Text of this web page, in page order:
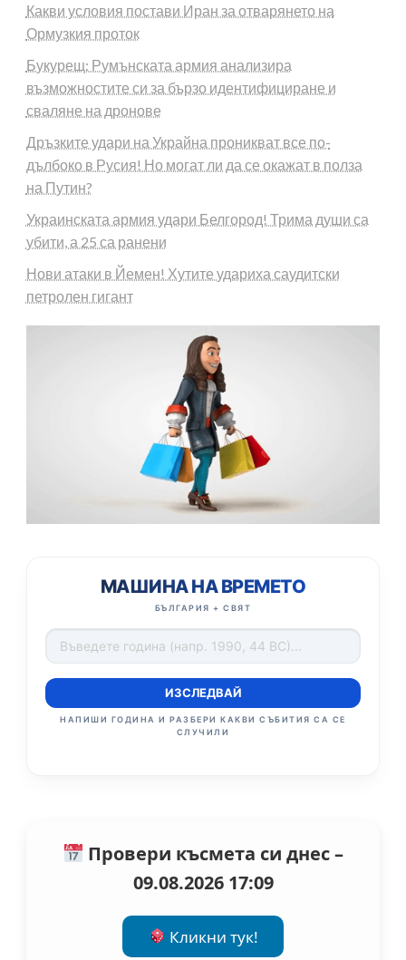
Какви условия постави Иран за отварянето на
Ормузкия проток
Букурещ: Румънската армия анализира
възможностите си за бързо идентифициране и
сваляне на дронове
Дръзките удари на Украйна проникват все по-
дълбоко в Русия! Но могат ли да се окажат в полза
на Путин?
Украинската армия удари Белгород! Трима души са
убити, а 25 са ранени
Нови атаки в Йемен! Хутите удариха саудитски
петролен гигант
МАШИНА НА ВРЕМЕТО
БЪЛГАРИЯ + СВЯТ
ИЗСЛЕДВАЙ
НАПИШИ ГОДИНА И РАЗБЕРИ КАКВИ СЪБИТИЯ СА СЕ
СЛУЧИЛИ
Провери късмета си днес –
09.08.2026 17:09
Кликни тук!